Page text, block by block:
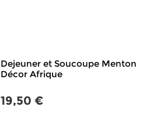
Dejeuner et Soucoupe Menton
Décor Afrique
19,50 €